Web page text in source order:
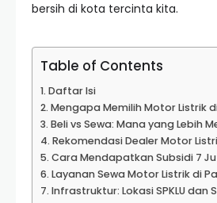
bersih di kota tercinta kita.
Table of Contents
Daftar Isi
Mengapa Memilih Motor Listrik
Beli vs Sewa: Mana yang Lebih
Rekomendasi Dealer Motor
Cara Mendapatkan Subsidi 7
Layanan Sewa Motor Listrik di
Infrastruktur: Lokasi SPKLU dan